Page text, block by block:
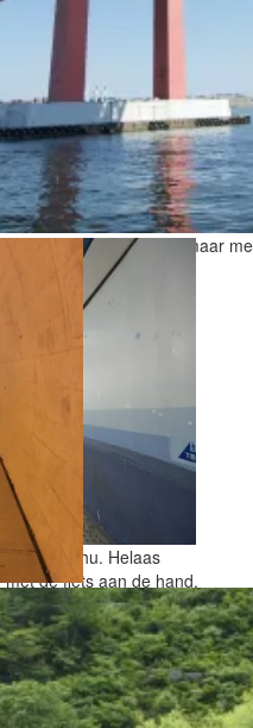
mochten fietsen. Dan maar
Honshu. Helaas
de fiets aan de hand.
dit type:
Het
stoppen